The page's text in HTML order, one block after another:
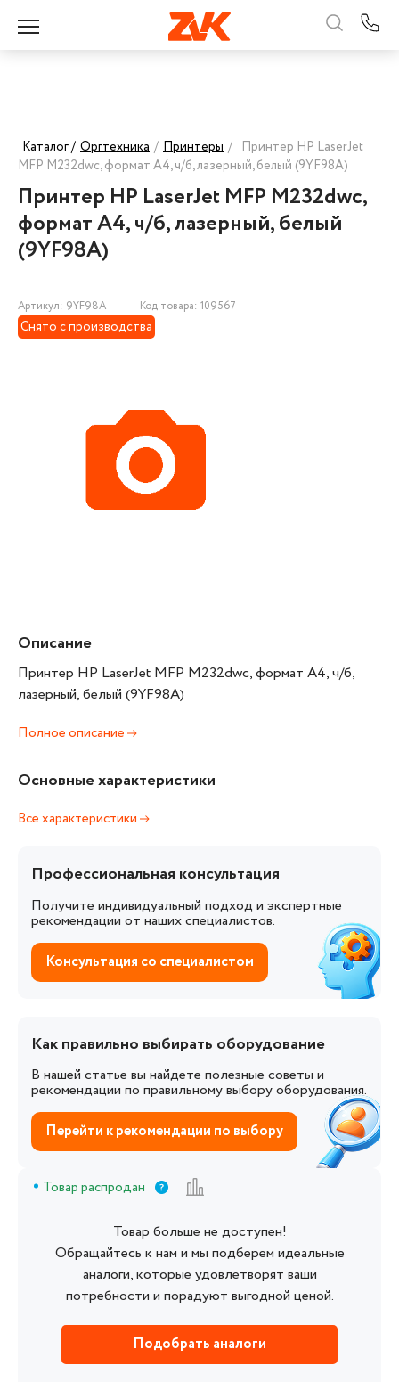
Каталог / Оргтехника / Принтеры / Принтер HP LaserJet
MFP M232dwc, формат А4, ч/б, лазерный, белый (9YF98A)
Принтер HP LaserJet MFP M232dwc,
формат А4, ч/б, лазерный, белый
(9YF98A)
Артикул: 9YF98A Код товара: 109567
Снято с производства
Описание
Принтер HP LaserJet MFP M232dwc, формат А4, ч/б,
лазерный, белый (9YF98A)
Полное описание
Основные характеристики
Все характеристики
Профессиональная консультация
Получите индивидуальный подход и экспертные
рекомендации от наших специалистов.
Консультация со специалистом
Как правильно выбирать оборудование
В нашей статье вы найдете полезные советы и
рекомендации по правильному выбору оборудования.
Перейти к рекомендации по выбору
Товар распродан
Товар больше не доступен!
Обращайтесь к нам и мы подберем идеальные
аналоги, которые удовлетворят ваши
потребности и порадуют выгодной ценой.
Подобрать аналоги